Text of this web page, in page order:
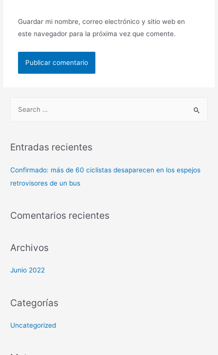
Guardar mi nombre, correo electrónico y sitio web en
este navegador para la próxima vez que comente.
Entradas recientes
Confirmado: más de 60 ciclistas desaparecen en los espejos
retrovisores de un bus
Comentarios recientes
Archivos
Junio 2022
Categorías
Uncategorized